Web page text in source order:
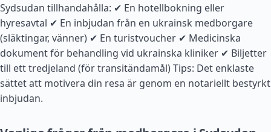
Sydsudan tillhandahålla: ✔ En hotellbokning eller
hyresavtal ✔ En inbjudan från en ukrainsk medborgare
(släktingar, vänner) ✔ En turistvoucher ✔ Medicinska
dokument för behandling vid ukrainska kliniker ✔ Biljetter
till ett tredjeland (för transitändamål) Tips: Det enklaste
sättet att motivera din resa är genom en notariellt bestyrkt
inbjudan.